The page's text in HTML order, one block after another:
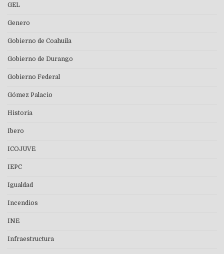
GEL
Genero
Gobierno de Coahuila
Gobierno de Durango
Gobierno Federal
Gómez Palacio
Historia
Ibero
ICOJUVE
IEPC
Igualdad
Incendios
INE
Infraestructura